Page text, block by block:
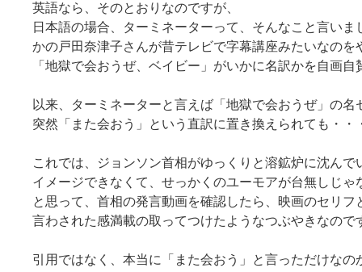
英語なら、そのとおりなのですが、
日本語の場合、ターミネーターって、そんなこと言いま
かの戸田奈津子さんが昔テレビで字幕講座みたいなのを
「地獄で会おうぜ、ベイビー」がいかに名訳かを自画
以来、ターミネーターと言えば「地獄で会おうぜ」の名
突然「また会おう」という直訳に置き換えられても・・
これでは、ジョンソン首相がゆっくりと溶鉱炉に沈んで
イメージできなくて、せっかくのユーモアが台無しじゃ
と思って、首相の発言動画を確認したら、映画のセリフ
言わされた感満載の取ってつけたようなつぶやきなので
引用ではなく、本当に「また会おう」と言っただけなの